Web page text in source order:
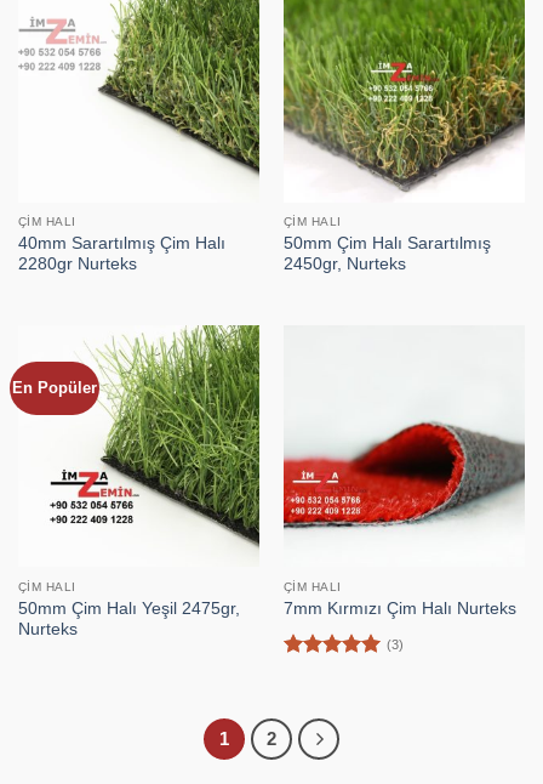
ÇIM HALI
40mm Sarartılmış Çim Halı
2280gr Nurteks
ÇIM HALI
50mm Çim Halı Sarartılmış
2450gr, Nurteks
En Popüler
ÇIM HALI
50mm Çim Halı Yeşil 2475gr,
Nurteks
ÇIM HALI
7mm Kırmızı Çim Halı Nurteks
(3)
1 2